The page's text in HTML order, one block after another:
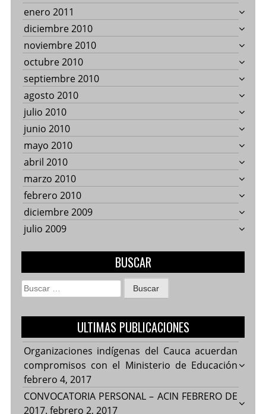
enero 2011
diciembre 2010
noviembre 2010
octubre 2010
septiembre 2010
agosto 2010
julio 2010
junio 2010
mayo 2010
abril 2010
marzo 2010
febrero 2010
diciembre 2009
julio 2009
BUSCAR
Buscar:
ULTIMAS PUBLICACIONES
Organizaciones indígenas del Cauca acuerdan
compromisos con el Ministerio de Educación
febrero 4, 2017
CONVOCATORIA PERSONAL – ACIN FEBRERO DE
2017. febrero 2, 2017